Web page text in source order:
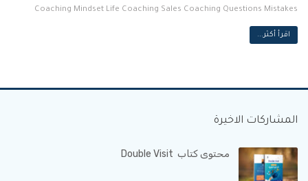
Coaching Mindset Life Coaching Sales Coaching Questions Mistakes
اقرأ أكثر...
المشاركات الاخيرة
محتوى كتاب Double Visit